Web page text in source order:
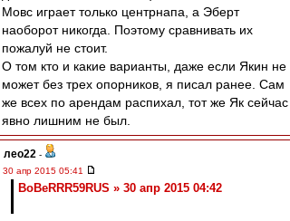
Мовс играет только центрнапа, а Эберт
наоборот никогда. Поэтому сравнивать их
пожалуй не стоит.
О том кто и какие варианты, даже если Якин не
может без трех опорников, я писал ранее. Сам
же всех по арендам распихал, тот же Як сейчас
явно лишним не был.
лео22 -
30 апр 2015 05:41
BoBeRRR59RUS » 30 апр 2015 04:42